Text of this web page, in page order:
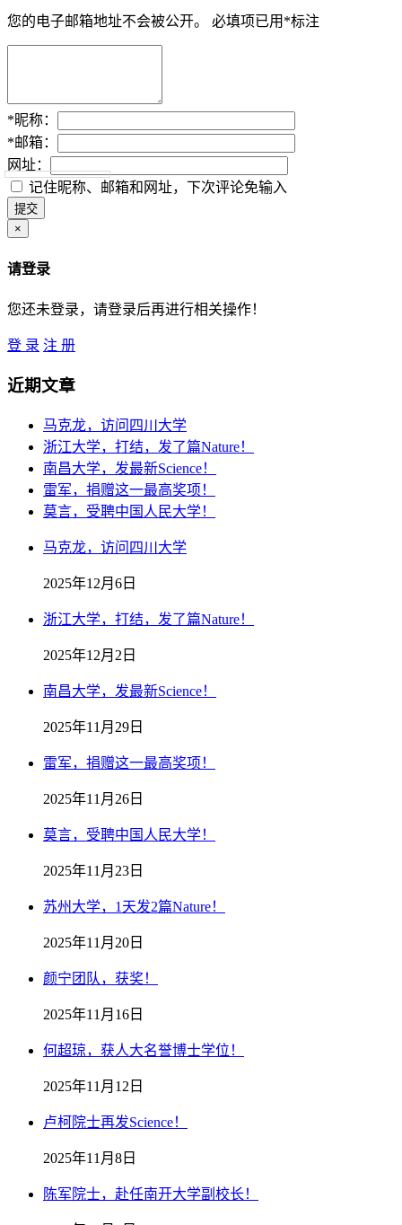
您的电子邮箱地址不会被公开。 必填项已用 *标注
*昵称：
*邮箱：
网址：
记住昵称、邮箱和网址，下次评论免输入
×
请登录
您还未登录，请登录后再进行相关操作！
登 录 注 册
近期文章
马克龙，访问四川大学
浙江大学，打结，发了篇Nature！
南昌大学，发最新Science！
雷军，捐赠这一最高奖项！
莫言，受聘中国人民大学！
马克龙，访问四川大学
2025年12月6日
浙江大学，打结，发了篇Nature！
2025年12月2日
南昌大学，发最新Science！
2025年11月29日
雷军，捐赠这一最高奖项！
2025年11月26日
莫言，受聘中国人民大学！
2025年11月23日
苏州大学，1天发2篇Nature！
2025年11月20日
颜宁团队，获奖！
2025年11月16日
何超琼，获人大名誉博士学位！
2025年11月12日
卢柯院士再发Science！
2025年11月8日
陈军院士，赴任南开大学副校长！